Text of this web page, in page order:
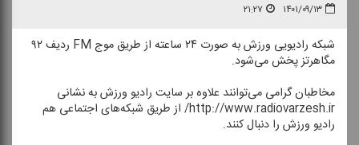
۱۴۰۱/۰۹/۱۳ ۲۱:۲۷
شبكه رادیویی ورزش به صورت ۲۴ ساعته از طریق موج FM ردیف ۹۲
مگاهرتز پخش می‌شود.
مخاطبان گرامی می‌توانند علاوه بر سایت رادیو ورزش به نشانی
http://www.radiovarzesh.ir/ از طریق شبكه‌‌های اجتماعی هم
رادیو ورزش را دنبال كنند.